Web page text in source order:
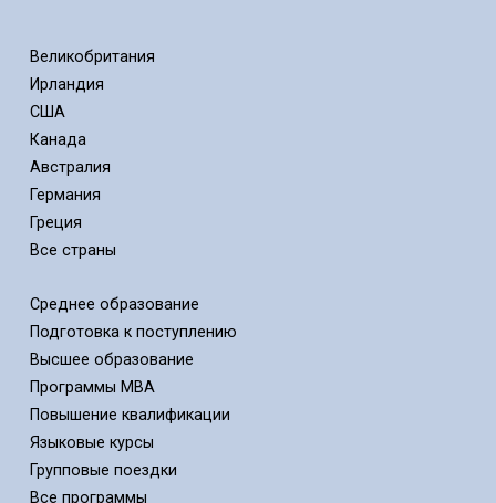
Великобритания
Ирландия
США
Канада
Австралия
Германия
Греция
Все страны
Среднее образование
Подготовка к поступлению
Высшее образование
Программы MBA
Повышение квалификации
Языковые курсы
Групповые поездки
Все программы